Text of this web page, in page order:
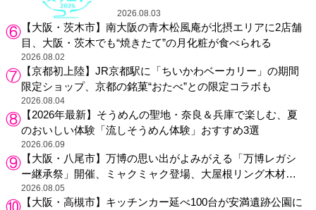
り
2026.08.03
【大阪・茨木市】南大阪の青木松風庵が北摂エリアに2店舗
目、大阪・茨木でも“焼きたて”の月化粧が食べられる
2026.08.02
【京都初上陸】JR京都駅に「ちいかわベーカリー」の期間
限定ショップ、京都の銘菓“おたべ”との限定コラボも
2026.08.04
【2026年最新】そうめんの聖地・奈良＆兵庫で楽しむ、夏
のおいしい体験「流しそうめん体験」おすすめ3選
2026.06.09
【大阪・八尾市】万博の思い出がよみがえる「万博レガシ
ー継承祭」開催、ミャクミャク登場、大屋根リング木材展
示も
2026.08.05
【大阪・高槻市】キッチンカー延べ100台が安満遺跡公園に